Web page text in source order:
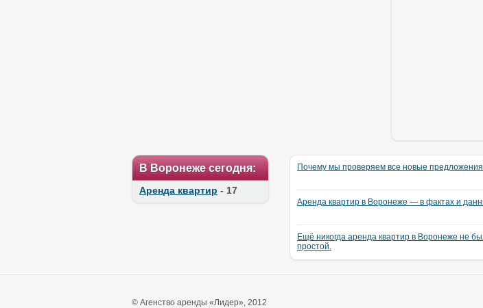
В Воронеже сегодня:
Аренда квартир - 17
Почему мы проверяем все новые
Аренда квартир в Воронеже — в фактах и
Ещё никогда аренда квартир в Воронеже не
простой.
© Агенство аренды «Лидер», 2012